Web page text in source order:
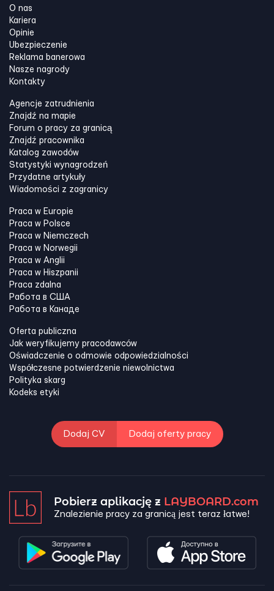
O nas
Kariera
Opinie
Ubezpieczenie
Reklama banerowa
Nasze nagrody
Kontakty
Agencje zatrudnienia
Znajdź na mapie
Forum o pracy za granicą
Znajdź pracownika
Katalog zawodów
Statystyki wynagrodzeń
Przydatne artykuły
Wiadomości z zagranicy
Praca w Europie
Praca w Polsce
Praca w Niemczech
Praca w Norwegii
Praca w Anglii
Praca w Hiszpanii
Praca zdalna
Работа в США
Работа в Канадe
Oferta publiczna
Jak weryfikujemy pracodawców
Oświadczenie o odmowie odpowiedzialności
Współczesne potwierdzenie niewolnictwa
Polityka skarg
Kodeks etyki
Dodaj CV Dodaj oferty pracy
Pobierz aplikację z LAYBOARD.com
Znalezienie pracy za granicą jest teraz łatwe!